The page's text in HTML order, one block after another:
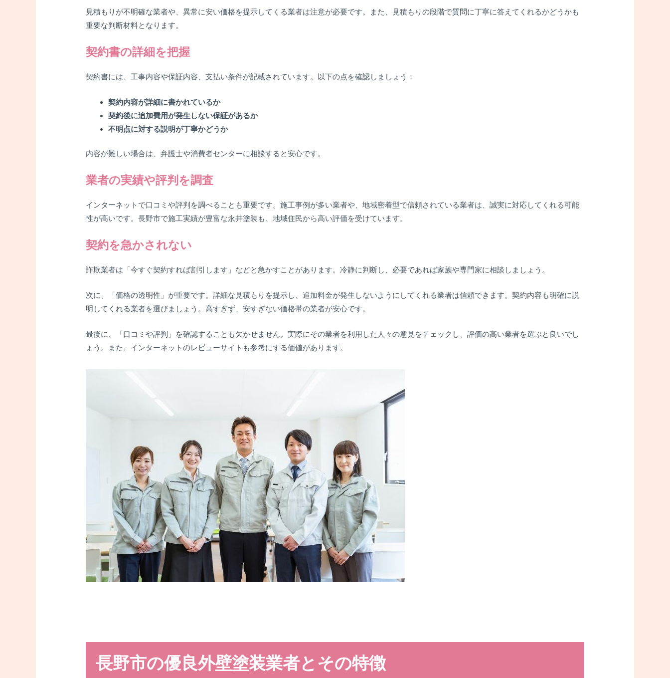
見積もりが不明確な業者や、異常に安い価格を提示してくる業者は注意が必要です。また、見積もりの段階で質問に丁寧に答えてくれるかどうかも
重要な判断材料となります。
契約書の詳細を把握
契約書には、工事内容や保証内容、支払い条件が記載されています。以下の点を確認しましょう：
契約内容が詳細に書かれているか
契約後に追加費用が発生しない保証があるか
不明点に対する説明が丁寧かどうか
内容が難しい場合は、弁護士や消費者センターに相談すると安心です。
業者の実績や評判を調査
インターネットで口コミや評判を調べることも重要です。施工事例が多い業者や、地域密着型で信頼されている業者は、誠実に対応してくれる可能
性が高いです。長野市で施工実績が豊富な永井塗装も、地域住民から高い評価を受けています。
契約を急かされない
詐欺業者は「今すぐ契約すれば割引します」などと急かすことがあります。冷静に判断し、必要であれば家族や専門家に相談しましょう。
次に、「価格の透明性」が重要です。詳細な見積もりを提示し、追加料金が発生しないようにしてくれる業者は信頼できます。契約内容も明確に説
明してくれる業者を選びましょう。高すぎず、安すぎない価格帯の業者が安心です。
最後に、「口コミや評判」を確認することも欠かせません。実際にその業者を利用した人々の意見をチェックし、評価の高い業者を選ぶと良いでし
ょう。また、インターネットのレビューサイトも参考にする価値があります。
長野市の優良外壁塗装業者とその特徴